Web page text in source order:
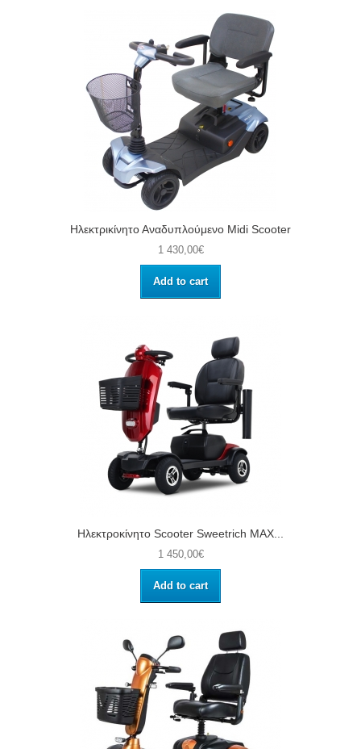
Ηλεκτρικίνητο Αναδυπλούμενο Midi Scooter
1 430,00€
Add to cart
Ηλεκτροκίνητο Scooter Sweetrich MAX...
1 450,00€
Add to cart